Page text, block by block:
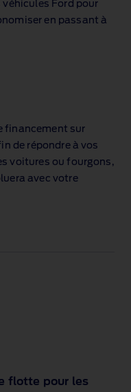
Ford pour
en passant à
financement sur
de répondre à vos
voitures ou fourgons,
avec votre
flotte pour les